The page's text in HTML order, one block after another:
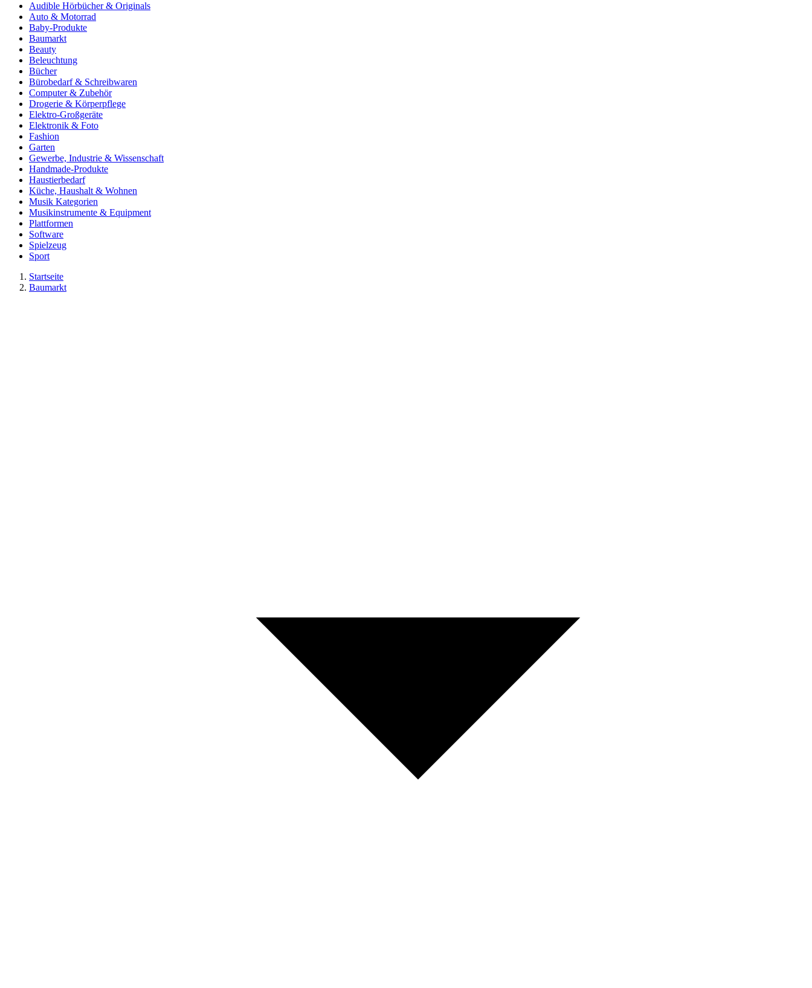
Audible Hörbücher & Originals
Auto & Motorrad
Baby-Produkte
Baumarkt
Beauty
Beleuchtung
Bücher
Bürobedarf & Schreibwaren
Computer & Zubehör
Drogerie & Körperpflege
Elektro-Großgeräte
Elektronik & Foto
Fashion
Garten
Gewerbe, Industrie & Wissenschaft
Handmade-Produkte
Haustierbedarf
Küche, Haushalt & Wohnen
Musik Kategorien
Musikinstrumente & Equipment
Plattformen
Software
Spielzeug
Sport
Startseite
Baumarkt